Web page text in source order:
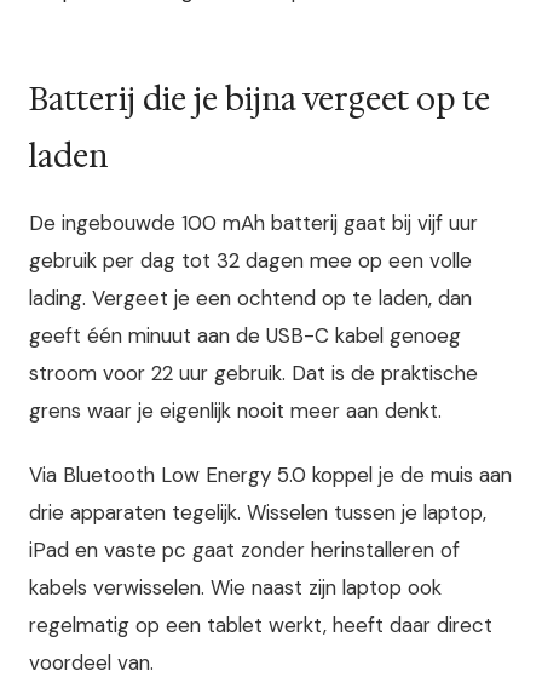
Batterij die je bijna vergeet op te
laden
De ingebouwde 100 mAh batterij gaat bij vijf uur
gebruik per dag tot 32 dagen mee op een volle
lading. Vergeet je een ochtend op te laden, dan
geeft één minuut aan de USB-C kabel genoeg
stroom voor 22 uur gebruik. Dat is de praktische
grens waar je eigenlijk nooit meer aan denkt.
Via Bluetooth Low Energy 5.0 koppel je de muis aan
drie apparaten tegelijk. Wisselen tussen je laptop,
iPad en vaste pc gaat zonder herinstalleren of
kabels verwisselen. Wie naast zijn laptop ook
regelmatig op een tablet werkt, heeft daar direct
voordeel van.